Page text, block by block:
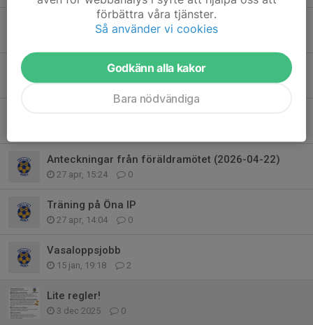
Mt-cup Malung söndag 31/5
Mt-cup lördag 23/5 Älvdalen.
23 maj, 17:49 0
Anteckningar från föräldramötet (2026-04-22)
27 apr, 15:24 0
Träning på Öna IP
27 apr, 14:04 0
Vasaloppsjobb
15 jan, 19:18 2
Lite regler!
3 dec 2025 0
förbättra våra tjänster.
Så använder vi cookies
Godkänn alla kakor
Bara nödvändiga